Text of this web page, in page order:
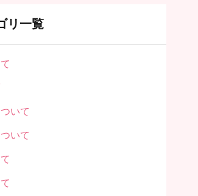
リ一覧
いて
いて